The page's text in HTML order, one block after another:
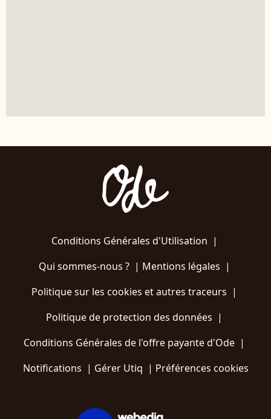
Conditions Générales d'Utilisation |
Qui sommes-nous ?| Mentions légales |
Politique sur les cookies et autres traceurs |
Politique de protection des données |
Conditions Générales de l'offre payante d'Ode |
Notifications | Gérer Utiq | Préférences cookies